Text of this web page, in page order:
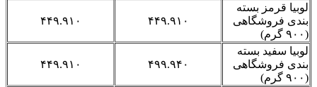
لوبیا قرمز بسته
بندی فروشگاهی
(۹۰۰ گرم)
۴۴۹.۹۱۰ ۴۴۹.۹۱۰
لوبیا سفید بسته
بندی فروشگاهی
(۹۰۰ گرم)
۴۹۹.۹۴۰ ۴۴۹.۹۱۰